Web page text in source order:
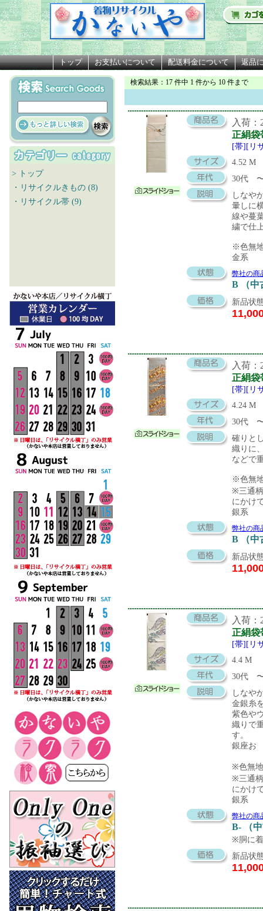
トップ お支払いについて 配送料金について 返品
> トップ
・リサイクルきもの (8)
・リサイクル帯 (9)
検索結果 ：17 件中 1 件から 10 件まで
入荷：
正絹袋
[帯][リ
4.52 M
30代
しなや
暈しに
線や蔓
繍で仕
※色無
金系
弊社の商
B （中
新品状
入荷：
正絹袋
[帯][リ
4.24 M
30代
確りと
織りに
などで
※色無
※三通
にかけ
銀系
弊社の商
B （中
新品状
入荷：
正絹袋
[帯][リ
4.4 M
30代
しなや
金銀糸
紫色や
織りで
す。
銀座お
※色無
※三通
にかけ
銀系
弊社の商
B- （
※胴に
新品状